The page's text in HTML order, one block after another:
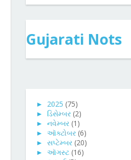
Gujarati Nots
► 2025 (75)
► ડિસેમ્બર (2)
► નવેમ્બર (1)
► ઑક્ટોબર (6)
► સપ્ટેમ્બર (20)
► ઑગસ્ટ (16)